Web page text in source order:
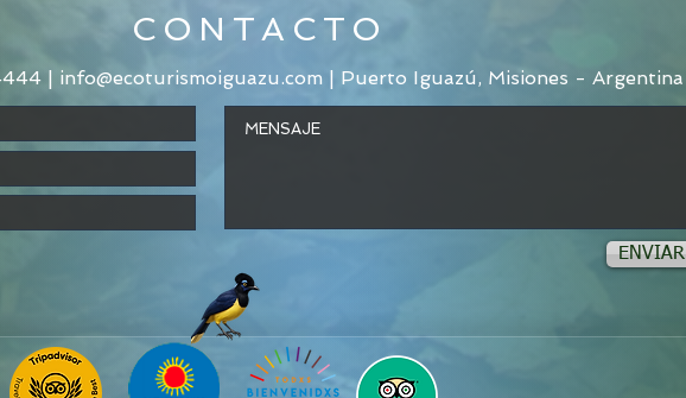
CONTACTO
| info@ecoturismoiguazu.com | Puerto Iguazú, Misiones - Argentina
ENVIAR